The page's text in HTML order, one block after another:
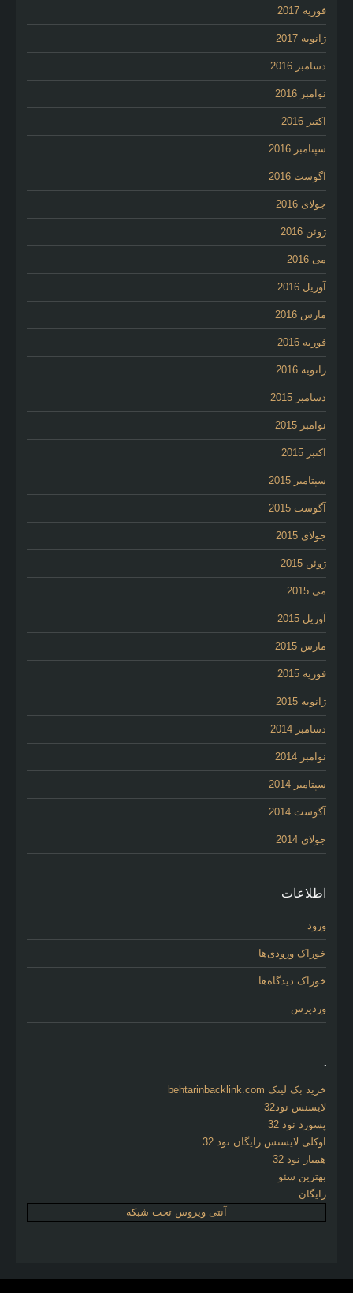
فوریه 2017
ژانویه 2017
دسامبر 2016
نوامبر 2016
اکتبر 2016
سپتامبر 2016
آگوست 2016
جولای 2016
ژوئن 2016
می 2016
آوریل 2016
مارس 2016
فوریه 2016
ژانویه 2016
دسامبر 2015
نوامبر 2015
اکتبر 2015
سپتامبر 2015
آگوست 2015
جولای 2015
ژوئن 2015
می 2015
آوریل 2015
مارس 2015
فوریه 2015
ژانویه 2015
دسامبر 2014
نوامبر 2014
سپتامبر 2014
آگوست 2014
جولای 2014
اطلاعات
ورود
خوراک ورودی‌ها
خوراک دیدگاه‌ها
وردپرس
.
خرید بک لینک behtarinbacklink.com
لایسنس نود32
پسورد نود 32
اوکلی لایسنس رایگان نود 32
همیار نود 32
بهترین سئو
رایگان
آنتی ویروس تحت شبکه